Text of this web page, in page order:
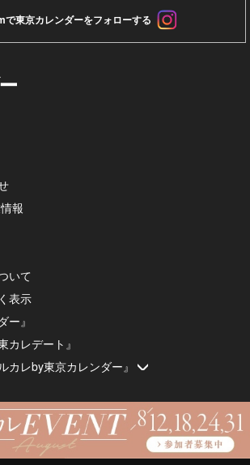
東京カレンダーをフォローする
報
いて
表示
ー』
カレデート』
カレby東京カレンダー』
© 2026 by Tokyo Calendar, Inc.